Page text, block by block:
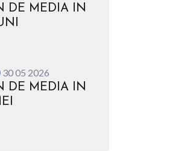
DE MEDIA IN
30 05 2026
DE MEDIA IN